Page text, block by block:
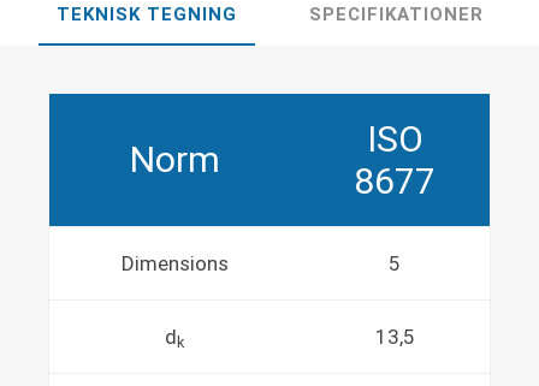
TEKNISK TEGNING SPECIFIKATIONER
Norm
ISO
8677
Dimensions 5
d k 13,5